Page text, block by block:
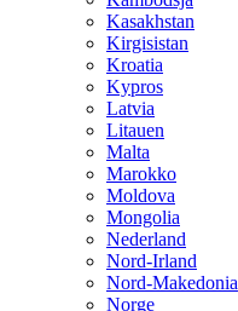
Kasakhstan
Kirgisistan
Kroatia
Kypros
Latvia
Litauen
Malta
Marokko
Moldova
Mongolia
Nederland
Nord-Irland
Nord-Makedonia
Norge